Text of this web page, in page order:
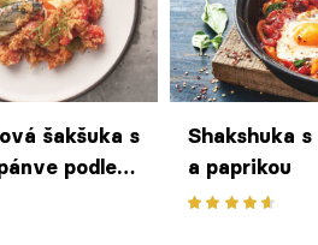
šakšuka s
podle
Shakshuka
a paprikou